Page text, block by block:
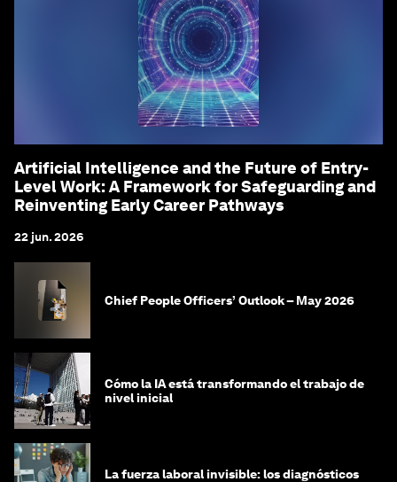
Artificial Intelligence and the Future of Entry-
Level Work: A Framework for Safeguarding and
Reinventing Early Career Pathways
22 jun. 2026
Chief People Officers’ Outlook – May 2026
Cómo la IA está transformando el trabajo de
nivel inicial
La fuerza laboral invisible: los diagnósticos